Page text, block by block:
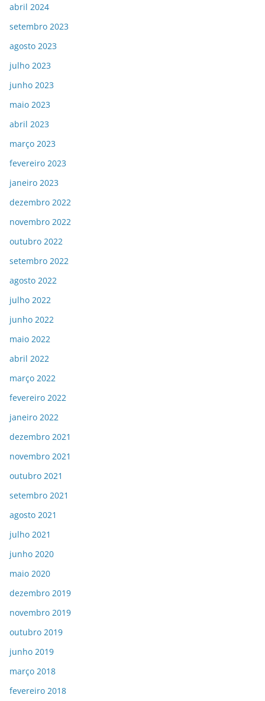
abril 2024
setembro 2023
agosto 2023
julho 2023
junho 2023
maio 2023
abril 2023
março 2023
fevereiro 2023
janeiro 2023
dezembro 2022
novembro 2022
outubro 2022
setembro 2022
agosto 2022
julho 2022
junho 2022
maio 2022
abril 2022
março 2022
fevereiro 2022
janeiro 2022
dezembro 2021
novembro 2021
outubro 2021
setembro 2021
agosto 2021
julho 2021
junho 2020
maio 2020
dezembro 2019
novembro 2019
outubro 2019
junho 2019
março 2018
fevereiro 2018